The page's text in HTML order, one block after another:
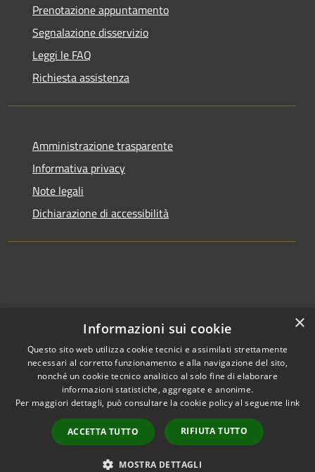
Prenotazione appuntamento
Segnalazione disservizio
Leggi le FAQ
Richiesta assistenza
Amministrazione trasparente
Informativa privacy
Note legali
Dichiarazione di accessibilità
RSS
Accessibilità
Copyright © 2026 • Comune di
Clusone • Powered by
Municipium•
Accesso
redazione
×
Informazioni sui cookie
Questo sito web utilizza cookie tecnici e assimilati strettamente
necessari al corretto funzionamento e alla navigazione del sito,
nonché un cookie tecnico analitico al solo fine di elaborare
informazioni statistiche, aggregate e anonime.
Per maggiori dettagli, può consultare la cookie policy al seguente link
ACCETTA TUTTO RIFIUTA TUTTO
MOSTRA DETTAGLI